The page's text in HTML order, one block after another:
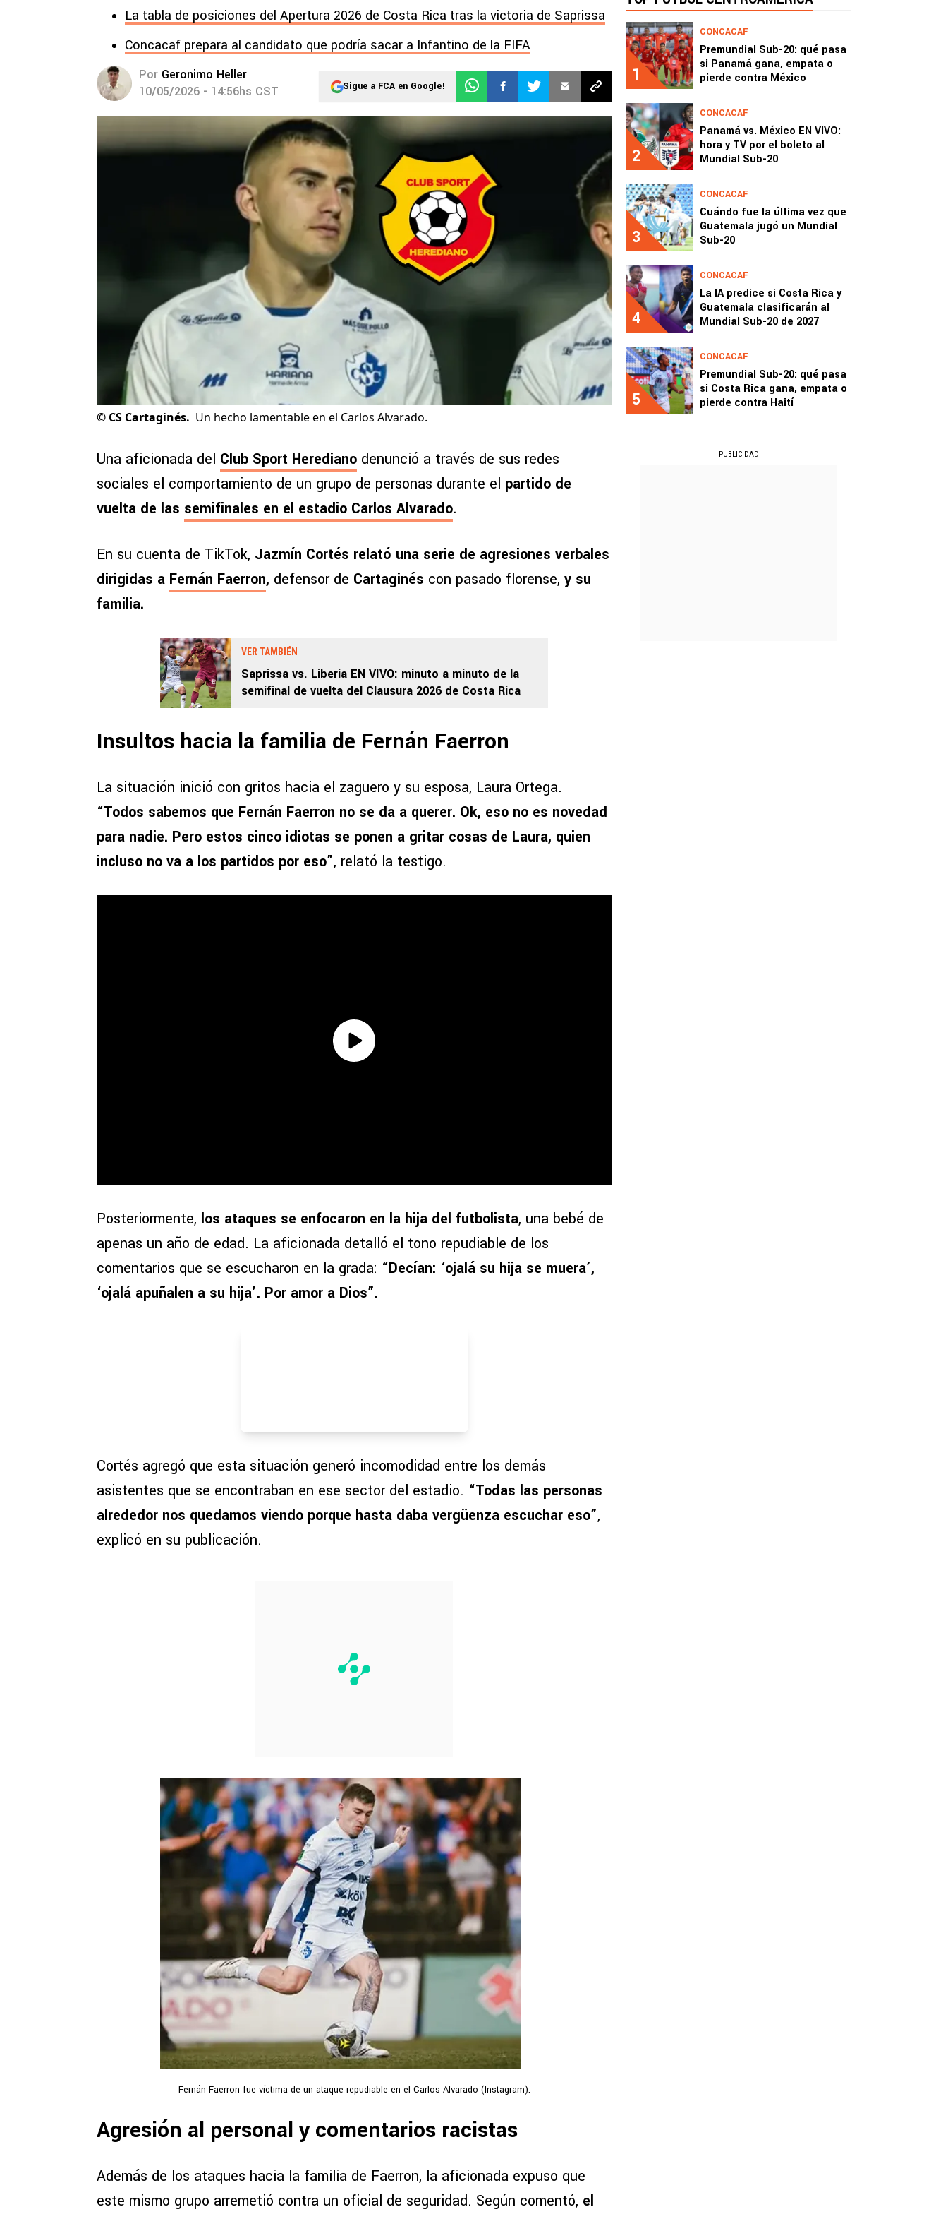
La tabla de posiciones del Apertura 2026 de Costa Rica tras la victoria de Saprissa
Concacaf prepara al candidato que podría sacar a Infantino de la FIFA
Por Geronimo Heller
10/05/2026 - 14:56hs CST
Sigue a FCA en Google!
© CS Cartaginés. Un hecho lamentable en el Carlos Alvarado.
Una aficionada del Club Sport Herediano denunció a través de sus redes
sociales el comportamiento de un grupo de personas durante el partido de
vuelta de las semifinales en el estadio Carlos Alvarado.
En su cuenta de TikTok, Jazmín Cortés relató una serie de agresiones verbales
dirigidas a Fernán Faerron, defensor de Cartaginés con pasado florense, y su
familia.
VER TAMBIÉN
Saprissa vs. Liberia EN VIVO: minuto a minuto de la
semifinal de vuelta del Clausura 2026 de Costa Rica
Insultos hacia la familia de Fernán Faerron
La situación inició con gritos hacia el zaguero y su esposa, Laura Ortega.
“Todos sabemos que Fernán Faerron no se da a querer. Ok, eso no es novedad
para nadie. Pero estos cinco idiotas se ponen a gritar cosas de Laura, quien
incluso no va a los partidos por eso”, relató la testigo.
Posteriormente, los ataques se enfocaron en la hija del futbolista, una bebé de
apenas un año de edad. La aficionada detalló el tono repudiable de los
comentarios que se escucharon en la grada: “Decían: ‘ojalá su hija se muera’,
‘ojalá apuñalen a su hija’. Por amor a Dios”.
Cortés agregó que esta situación generó incomodidad entre los demás
asistentes que se encontraban en ese sector del estadio. “Todas las personas
alrededor nos quedamos viendo porque hasta daba vergüenza escuchar eso”,
explicó en su publicación.
Fernán Faerron fue víctima de un ataque repudiable en el Carlos Alvarado (Instagram).
Agresión al personal y comentarios racistas
Además de los ataques hacia la familia de Faerron, la aficionada expuso que
este mismo grupo arremetió contra un oficial de seguridad. Según comentó, el
1
CONCACAF
Premundial Sub-20: qué pasa
si Panamá gana, empata o
pierde contra México
2
CONCACAF
Panamá vs. México EN VIVO:
hora y TV por el boleto al
Mundial Sub-20
3
CONCACAF
Cuándo fue la última vez que
Guatemala jugó un Mundial
Sub-20
4
CONCACAF
La IA predice si Costa Rica y
Guatemala clasificarán al
Mundial Sub-20 de 2027
5
CONCACAF
Premundial Sub-20: qué pasa
si Costa Rica gana, empata o
pierde contra Haití
PUBLICIDAD